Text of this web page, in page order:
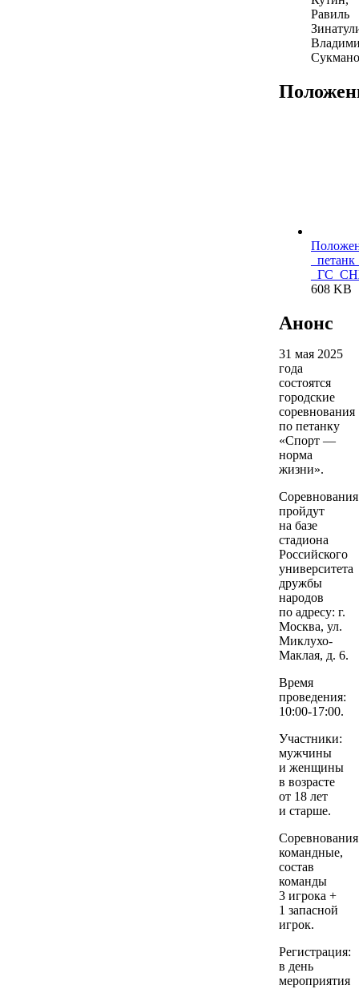
Равиль
608 KB
Анонс
31 мая 2025
года
состоятся
городские
соревнования
по петанку
«Спорт —
норма
жизни».
Соревнования
пройдут
на базе
стадиона
Российского
университета
дружбы
народов
по адресу: г.
Москва, ул.
Миклухо-
Маклая, д. 6.
Время
проведения:
10:00-17:00.
Участники:
мужчины
и женщины
в возрасте
от 18 лет
и старше.
Соревнования
командные,
состав
команды
3 игрока +
1 запасной
игрок.
Регистрация:
в день
мероприятия